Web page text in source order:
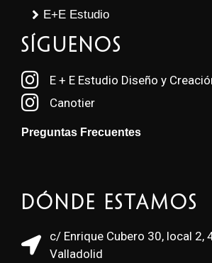
E+E Estudio
SÍGUENOS
E + E Estudio Diseño y
Canotier
Preguntas Frecuentes
Dónde estamos
c/ Enrique Cubero 30, local 2,
Valladolid